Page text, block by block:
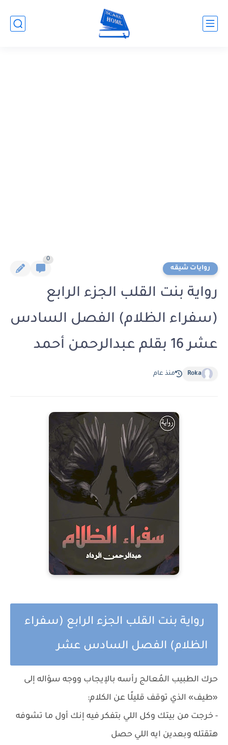
روايات شيقه
0
رواية بنت القلب الجزء الرابع
(سفراء الظلام) الفصل السادس
عشر 16 بقلم عبدالرحمن أحمد
Roka منذ عام
رواية بنت القلب الجزء الرابع (سفراء
الظلام) الفصل السادس عشر
حرك الطبيب المُعالج رأسه بالإيجاب ووجه سؤاله إلى
«طيف» الذي توقف قليلًا عن الكلام:
- خرجت من بيتك وكل اللي بتفكر فيه إنك أول ما تشوفه
هتقتله وبعدين ايه اللي حصل